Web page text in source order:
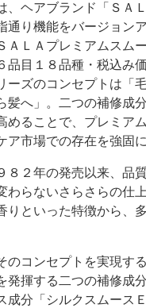
ヘアブランド「ＳＡＬ
通り機能をバージョン
ＡＬＡプレミアムスム
品目１８品種・税込み
ーズのコンセプトは「
髪へ」。二つの補修成
めることで、プレミア
ア市場での存在を強固
２年の発売以来、品
わらないさらさらの仕
りといった特徴から、
コンセプトを実現す
発揮する二つの補修成
成分「シルクスムース